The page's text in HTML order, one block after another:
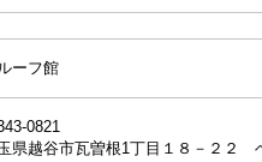
ーフ館
0821
県越谷市瓦曽根1丁目１８－２２